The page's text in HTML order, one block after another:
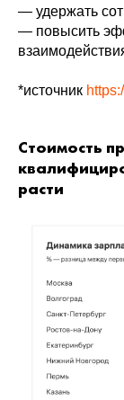
— удержать
— повысить
*источник
Стоимость
расти